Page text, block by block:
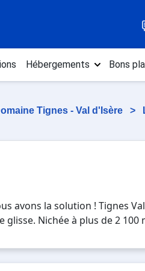
Hébergements Bons
Tignes - Val d'Isère >
avons la solution ! Tignes
Nichée à plus de 2
à tous les niveaux,
le funiculaire Grande Motte,